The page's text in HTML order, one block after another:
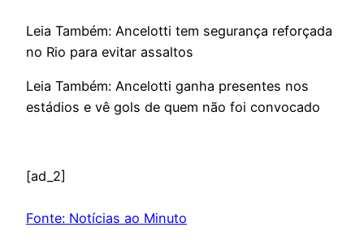
Leia Também: Ancelotti tem segurança reforçada
no Rio para evitar assaltos
Leia Também: Ancelotti ganha presentes nos
estádios e vê gols de quem não foi convocado
[ad_2]
Fonte: Notícias ao Minuto